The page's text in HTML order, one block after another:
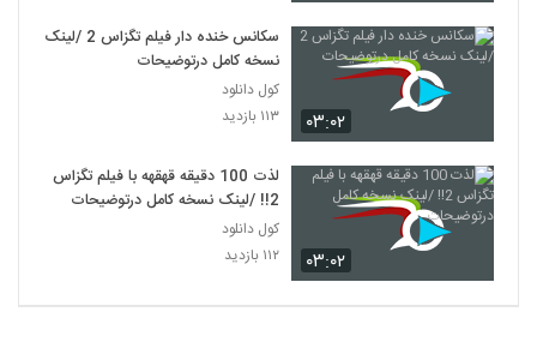
۰۳:۰۲
سکانس خنده دار فیلم تگزاس 2 /لینک
نسخه کامل درتوضیحات
کول دانلود
۱۱۳ بازدید
۰۳:۰۲
لذت 100 دقیقه قهقهه با فیلم تگزاس
2!! /لینک نسخه کامل درتوضیحات
کول دانلود
۱۱۲ بازدید